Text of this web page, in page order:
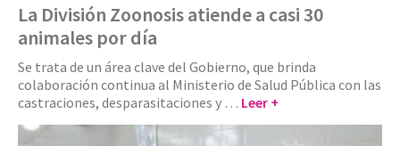
La División Zoonosis atiende a casi 30
animales por día
Se trata de un área clave del Gobierno, que brinda
colaboración continua al Ministerio de Salud Pública con las
castraciones, desparasitaciones y … Leer +